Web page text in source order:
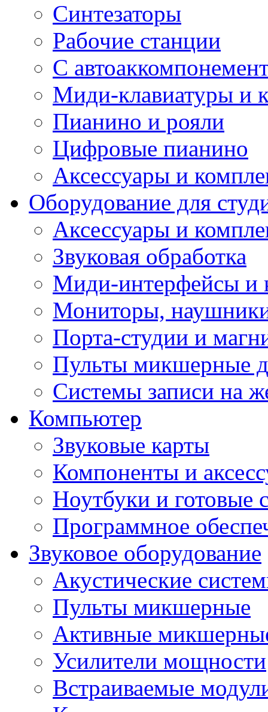
Синтезаторы
Рабочие станции
С
Миди-клавиатуры и
Пианино и рояли
Цифровые пианино
Аксессуары и
Оборудование для
Аксессуары и
Звуковая обработка
Миди-интерфейсы и
Мониторы,
Порта-студии и
Пульты микшерные
Системы записи на
Компьютер
Звуковые карты
Компоненты и
Ноутбуки и готовые
Программное
Звуковое оборудование
Акустические
Пульты микшерные
Активные
Усилители мощности
Встраиваемые